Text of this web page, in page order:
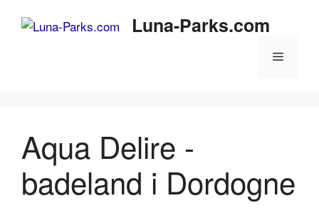
Luna-Parks.com
Meny
Aqua Delire -
badeland i Dordogne